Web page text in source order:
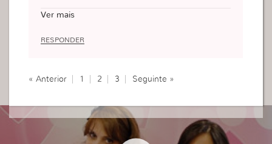
as coisas.beijos amada que Deus abençoe.
Ver mais
RESPONDER
« Anterior 1 2 3 Seguinte »